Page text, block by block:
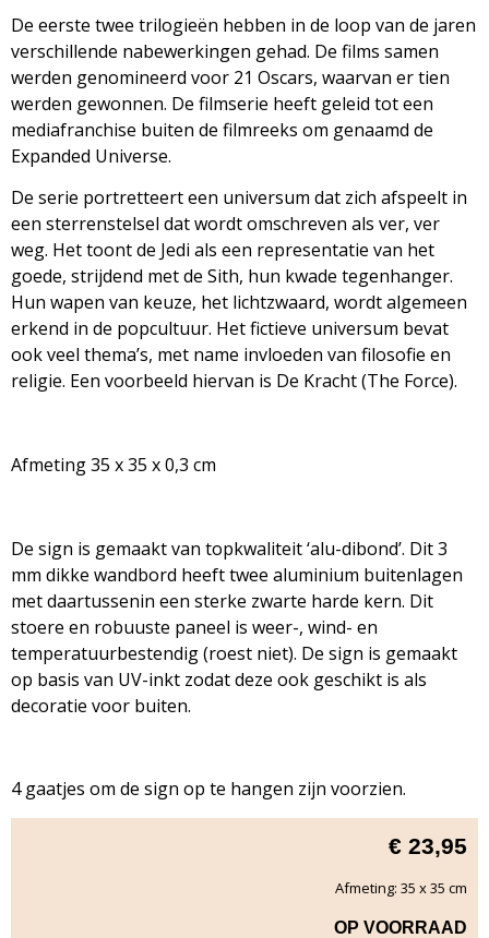
De eerste twee trilogieën hebben in de loop van de jaren
verschillende nabewerkingen gehad. De films samen
werden genomineerd voor 21 Oscars, waarvan er tien
werden gewonnen. De filmserie heeft geleid tot een
mediafranchise buiten de filmreeks om genaamd de
Expanded Universe.
De serie portretteert een universum dat zich afspeelt in
een sterrenstelsel dat wordt omschreven als ver, ver
weg. Het toont de Jedi als een representatie van het
goede, strijdend met de Sith, hun kwade tegenhanger.
Hun wapen van keuze, het lichtzwaard, wordt algemeen
erkend in de popcultuur. Het fictieve universum bevat
ook veel thema’s, met name invloeden van filosofie en
religie. Een voorbeeld hiervan is De Kracht (The Force).
Afmeting 35 x 35 x 0,3 cm
De sign is gemaakt van topkwaliteit ‘alu-dibond’. Dit 3
mm dikke wandbord heeft twee aluminium buitenlagen
met daartussenin een sterke zwarte harde kern. Dit
stoere en robuuste paneel is weer-, wind- en
temperatuurbestendig (roest niet). De sign is gemaakt
op basis van UV-inkt zodat deze ook geschikt is als
decoratie voor buiten.
4 gaatjes om de sign op te hangen zijn voorzien.
€ 23,95
Afmeting: 35 x 35 cm
OP VOORRAAD